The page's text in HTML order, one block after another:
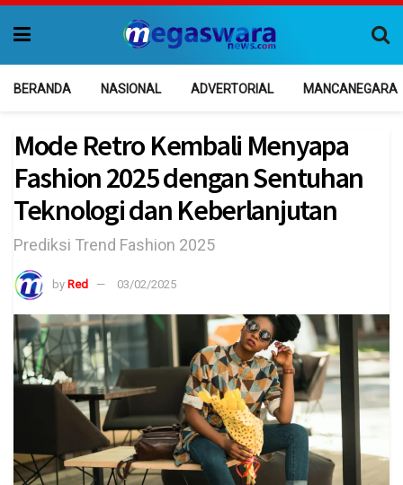
BERANDA NASIONAL ADVERTORIAL MANCANEGARA
Mode Retro Kembali Menyapa
Fashion 2025 dengan Sentuhan
Teknologi dan Keberlanjutan
Prediksi Trend Fashion 2025
by Red 03/02/2025